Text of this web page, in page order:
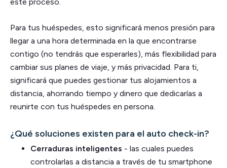
Para tus huéspedes, esto significará menos presión para
llegar a una hora determinada en la que encontrarse
contigo (no tendrás que esperarles), más flexibilidad para
cambiar sus planes de viaje, y más privacidad. Para ti,
significará que puedes gestionar tus alojamientos a
distancia, ahorrando tiempo y dinero que dedicarías a
reunirte con tus huéspedes en persona.
¿Qué soluciones existen para el auto check-in?
Cerraduras inteligentes - las cuales puedes
controlarlas a distancia a través de tu smartphone